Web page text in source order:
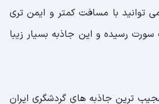
توانید با مسافت کمتر و ایمن تری
رسیده و این جاذبه بسیار زیبا
ترین جاذبه های گردشگری ایران